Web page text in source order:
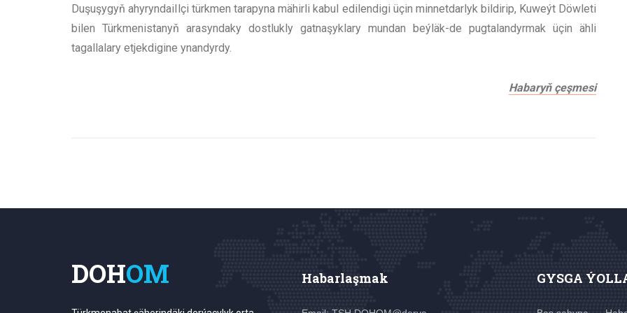
Duşuşygyň ahyryndaiIlçi türkmen tarapyna mähirli kabul edilendigi üçin minnetdarlyk bildirip, Kuweýt Döwleti
bilen Türkmenistanyň arasyndaky dostlukly gatnaşyklary mundan beýläk-de pugtalandyrmak üçin ähli
tagallalary etjekdigine ynandyrdy.
Habaryň çeşmesi
DOHOM Habarlaşmak GYSGA